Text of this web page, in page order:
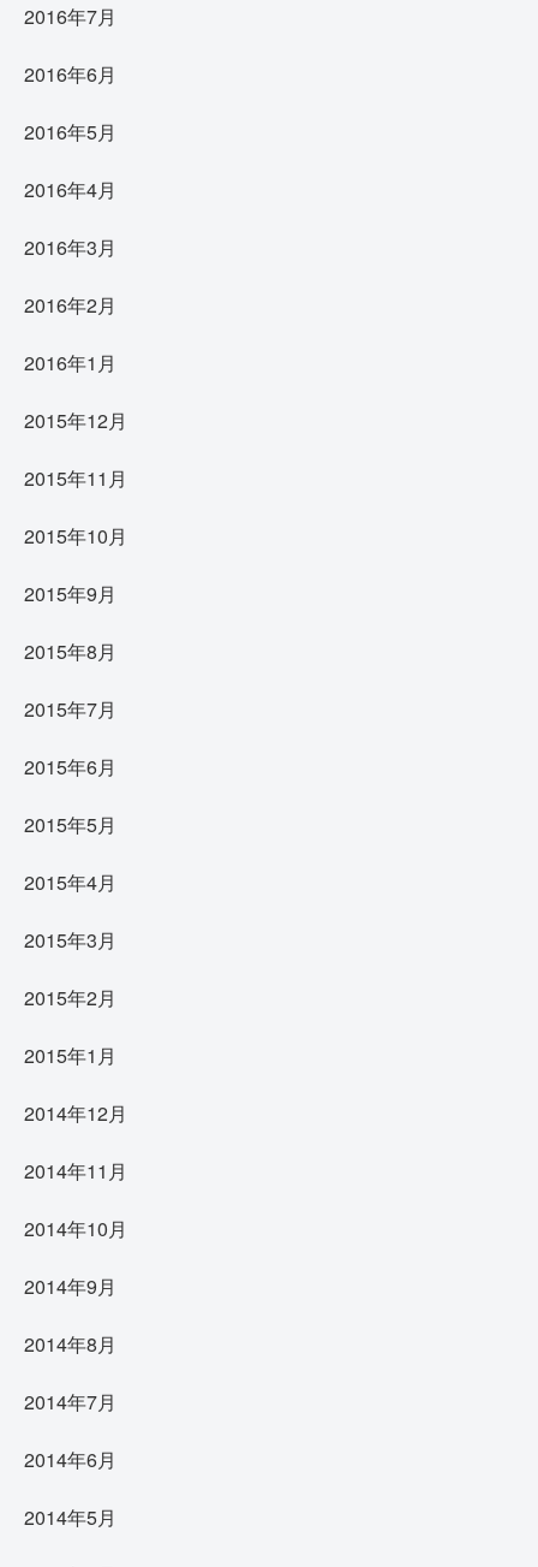
2016年7月
2016年6月
2016年5月
2016年4月
2016年3月
2016年2月
2016年1月
2015年12月
2015年11月
2015年10月
2015年9月
2015年8月
2015年7月
2015年6月
2015年5月
2015年4月
2015年3月
2015年2月
2015年1月
2014年12月
2014年11月
2014年10月
2014年9月
2014年8月
2014年7月
2014年6月
2014年5月